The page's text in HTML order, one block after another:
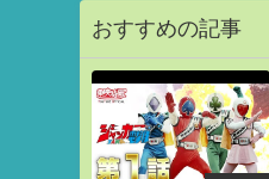
おすすめの記事